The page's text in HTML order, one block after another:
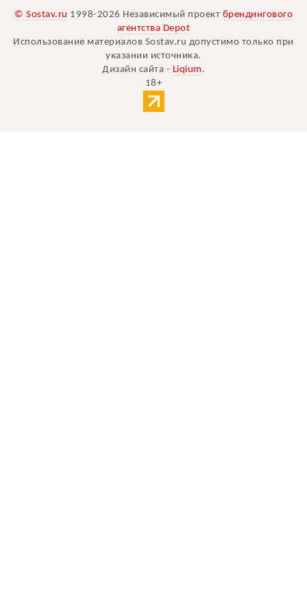
© Sostav.ru 1998-2026 Независимый проект брендингового
агентства Depot
Использование материалов Sostav.ru допустимо только при
указании источника.
Дизайн сайта - Liqium .
18+